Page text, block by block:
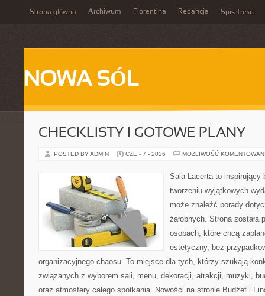
Strona główna Archiwum Fiorentina Redakcja Spis Treści
NOWA SÓL
CHECKLISTY I GOTOWE PLANY
POSTED BY ADMIN CZE - 7 - 2026 MOŻLIWOŚĆ
Sala Lacerta to inspirujący
tworzeniu wyjątkowych
może znaleźć porady
żałobnych. Strona została
osobach, które chcą
estetyczny, bez
organizacyjnego chaosu. To miejsce dla tych, którzy szukają
związanych z wyborem sali, menu, dekoracji, atrakcji, muzyki,
oraz atmosfery całego spotkania. Nowości na stronie Budżet i